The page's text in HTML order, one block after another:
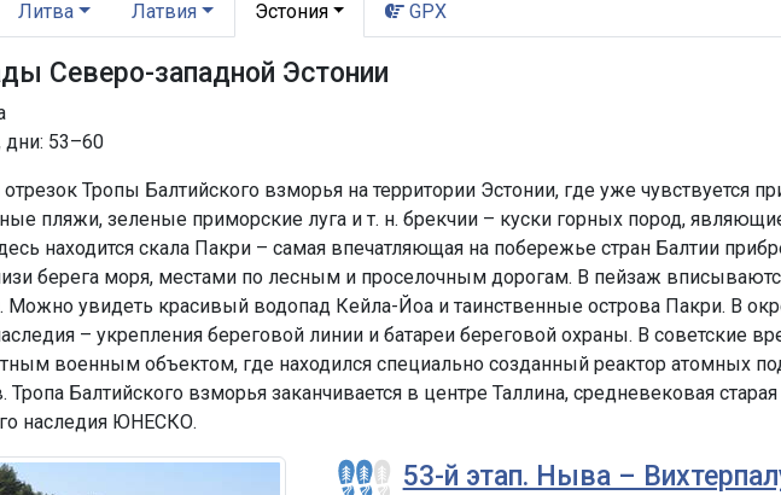
Литва Латвия Эстония GPX
Северо-западной Эстонии
53–60
Тропы Балтийского взморья на территории Эстонии, где уже чувствуется
пляжи, зеленые приморские луга и т. н. брекчии – куски горных пород,
находится скала Пакри – самая впечатляющая на побережье стран Балтии
берега моря, местами по лесным и проселочным дорогам. В пейзаж
Можно увидеть красивый водопад Кейла-Йоа и таинственные острова Пакри. В
– укрепления береговой линии и батареи береговой охраны. В советские
военным объектом, где находился специально созданный реактор атомных
Балтийского взморья заканчивается в центре Таллина, средневековая старая
наследия ЮНЕСКО.
53-й этап. Ныва –